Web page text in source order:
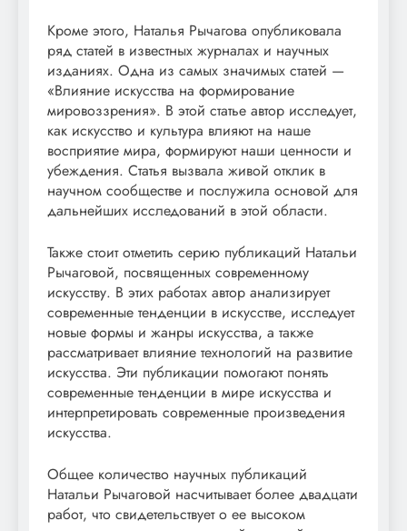
Кроме этого, Наталья Рычагова опубликовала
ряд статей в известных журналах и научных
изданиях. Одна из самых значимых статей —
«Влияние искусства на формирование
мировоззрения». В этой статье автор исследует,
как искусство и культура влияют на наше
восприятие мира, формируют наши ценности и
убеждения. Статья вызвала живой отклик в
научном сообществе и послужила основой для
дальнейших исследований в этой области.
Также стоит отметить серию публикаций Натальи
Рычаговой, посвященных современному
искусству. В этих работах автор анализирует
современные тенденции в искусстве, исследует
новые формы и жанры искусства, а также
рассматривает влияние технологий на развитие
искусства. Эти публикации помогают понять
современные тенденции в мире искусства и
интерпретировать современные произведения
искусства.
Общее количество научных публикаций
Натальи Рычаговой насчитывает более двадцати
работ, что свидетельствует о ее высоком